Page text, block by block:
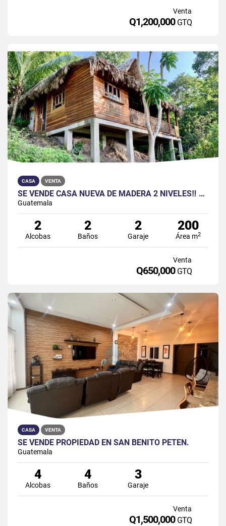
Venta
Q1,200,000 GTQ
CASA VENTA
SE VENDE CASA NUEVA DE MADERA 2 NIVELES‼️ CON VISTA AL LAGO PETÉN ITZA
Guatemala
2
Alcobas
2
Baños
2
Garaje
200
Área m2
Venta
Q650,000 GTQ
CASA VENTA
SE VENDE PROPIEDAD EN SAN BENITO PETÉN.
Guatemala
4
Alcobas
4
Baños
3
Garaje
Venta
Q1,500,000 GTQ